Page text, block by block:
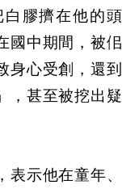
膠擠在他的頭
國中期間，被佀
身心受創，還到
，甚至被挖出疑
示他在童年、